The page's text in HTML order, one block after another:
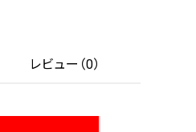
レビュー（0）